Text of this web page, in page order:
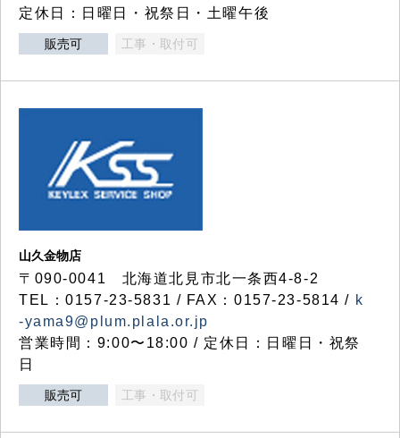
定休日：日曜日・祝祭日・土曜午後
販売可 工事・取付可
山久金物店
〒090-0041 北海道北見市北一条西4-8-2
TEL：0157-23-5831 / FAX：0157-23-5814 / k
-yama9@plum.plala.or.jp
営業時間：9:00〜18:00 / 定休日：日曜日・祝祭
日
販売可 工事・取付可